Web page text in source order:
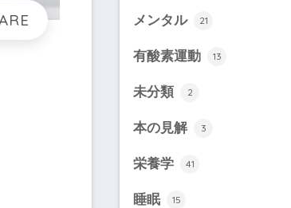
メンタル 21
有酸素運動 13
未分類 2
本の見解 3
栄養学 41
睡眠 15